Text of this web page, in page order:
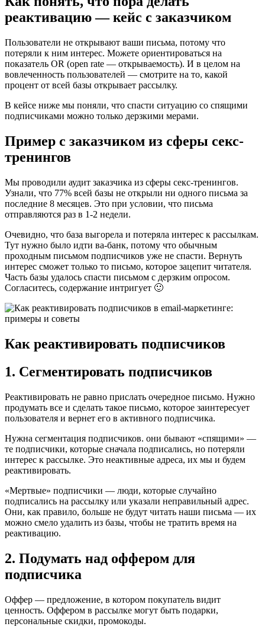
реактивацию — кейс с заказчиком
Пользователи не открывают ваши письма, потому что
потеряли к ним интерес. Можете ориентироваться на
показатель OR (open rate — открываемость). И в целом на
вовлеченность пользователей — смотрите на то, какой
процент от всей базы открывает рассылку.
В кейсе ниже мы поняли, что спасти ситуацию со спящими
подписчиками можно только дерзкими мерами.
Пример с заказчиком из сферы секс-
тренингов
Мы проводили аудит заказчика из сферы секс-тренингов.
Узнали, что 77% всей базы не открыли ни одного письма за
последние 8 месяцев. Это при условии, что письма
отправляются раз в 1-2 недели.
Очевидно, что база выгорела и потеряла интерес к рассылкам.
Тут нужно было идти ва-банк, потому что обычным
проходным письмом подписчиков уже не спасти. Вернуть
интерес сможет только то письмо, которое зацепит читателя.
Часть базы удалось спасти письмом с дерзким опросом.
Согласитесь, содержание интригует 🙂
Как реактивировать подписчиков
1. Сегментировать подписчиков
Реактивировать не равно прислать очередное письмо. Нужно
продумать все и сделать такое письмо, которое заинтересует
пользователя и вернет его в активного подписчика.
Нужна сегментация подписчиков. они бывают «спящими» —
те подписчики, которые сначала подписались, но потеряли
интерес к рассылке. Это неактивные адреса, их мы и будем
реактивировать.
«Мертвые» подписчики — люди, которые случайно
подписались на рассылку или указали неправильный адрес.
Они, как правило, больше не будут читать наши письма — их
можно смело удалить из базы, чтобы не тратить время на
реактивацию.
2. Подумать над оффером для
подписчика
Оффер — предложение, в котором покупатель видит
ценность. Оффером в рассылке могут быть подарки,
персональные скидки, промокоды.